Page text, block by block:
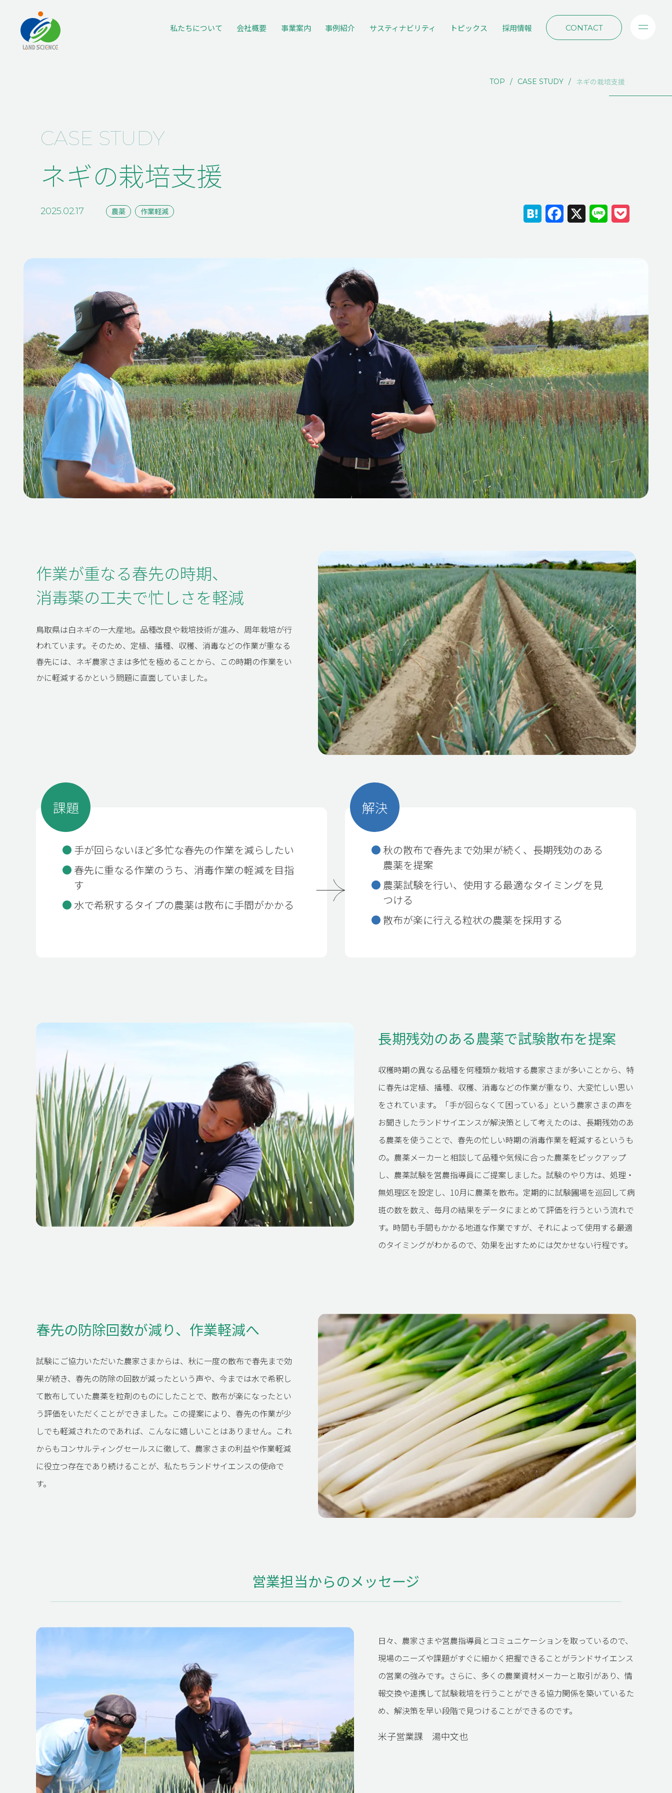
私たちについて 会社概要 事業案内 事例紹介 サスティナビリティ トピックス 採用情報 CONTACT
COMPANY
会社概要
BUSINESS
事業案内
TOPICS
トピックス
TOP CASE STUDY ネギの栽培支援
CASE STUDY
ネギの栽培支援
2025.02.17 農薬 作業軽減 Hatena Facebook Line
作業が重なる春先の時期、
消毒薬の工夫で忙しさを軽減
鳥取県は白ネギの一大産地。品種改良や栽培技術が進み、周年栽培が行
われています。そのため、定植、播種、収穫、消毒などの作業が重なる
春先には、ネギ農家さまは多忙を極めることから、この時期の作業をい
かに軽減するかという問題に直面していました。
課題
手が回らないほど多忙な春先の作業を減らしたい
春先に重なる作業のうち、消毒作業の軽減を目指
す
水で希釈するタイプの農薬は散布に手間がかかる
解決
秋の散布で春先まで効果が続く、長期残効のある
農薬を提案
農薬試験を行い、使用する最適なタイミングを見
つける
散布が楽に行える粒状の農薬を採用する
長期残効のある農薬で試験散布を提案
収穫時期の異なる品種を何種類か栽培する農家さまが多いことから、特
に春先は定植、播種、収穫、消毒などの作業が重なり、大変忙しい思い
をされています。「手が回らなくて困っている」という農家さまの声を
お聞きしたランドサイエンスが解決策として考えたのは、長期残効のあ
る農薬を使うことで、春先の忙しい時期の消毒作業を軽減するというも
の。農薬メーカーと相談して品種や気候に合った農薬をピックアップ
し、農薬試験を営農指導員にご提案しました。試験のやり方は、処理・
無処理区を設定し、10月に農薬を散布。定期的に試験圃場を巡回して病
斑の数を数え、毎月の結果をデータにまとめて評価を行うという流れで
す。時間も手間もかかる地道な作業ですが、それによって使用する最適
のタイミングがわかるので、効果を出すためには欠かせない行程です。
春先の防除回数が減り、作業軽減へ
試験にご協力いただいた農家さまからは、秋に一度の散布で春先まで効
果が続き、春先の防除の回数が減ったという声や、今までは水で希釈し
て散布していた農薬を粒剤のものにしたことで、散布が楽になったとい
う評価をいただくことができました。この提案により、春先の作業が少
しでも軽減されたのであれば、こんなに嬉しいことはありません。これ
からもコンサルティングセールスに徹して、農家さまの利益や作業軽減
に役立つ存在であり続けることが、私たちランドサイエンスの使命で
す。
営業担当からのメッセージ
日々、農家さまや営農指導員とコミュニケーションを取っているので、
現場のニーズや課題がすぐに細かく把握できることがランドサイエンス
の営業の強みです。さらに、多くの農業資材メーカーと取引があり、情
報交換や連携して試験栽培を行うことができる協力関係を築いているた
め、解決策を早い段階で見つけることができるのです。
米子営業課 湯中文也